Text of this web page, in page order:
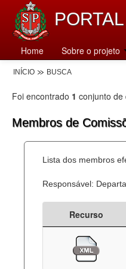
Home Sobre o projeto
INÍCIO BUSCA
Foi encontrado 1 conjunto de
Membros de
Lista dos membros
Responsável:
Recurso